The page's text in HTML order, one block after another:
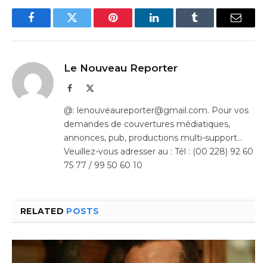
FacebookTwitter Pinterest LinkedInTumblr Email
Le Nouveau Reporter
Facebook
@: lenouveaureporter@gmail.com. Pour vos
demandes de couvertures médiatiques,
annonces, pub, productions multi-support…
Veuillez-vous adresser au : Tél : (00 228) 92 60
75 77 / 99 50 60 10
RELATED POSTS